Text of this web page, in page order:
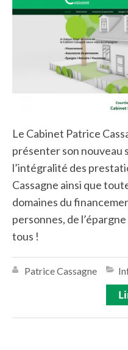
Le Cabinet Patrice
présenter son
l’intégralité des
Cassagne ainsi que
domaines du
personnes, de
tous !
Patrice Cassagne